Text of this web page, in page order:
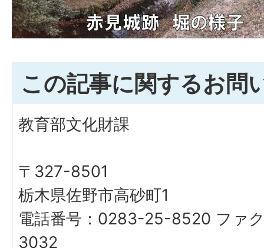
この記事に関するお問
教育部文化財課
〒327-8501
栃木県佐野市高砂町1
電話番号：0283-25-8520 ファ
3032